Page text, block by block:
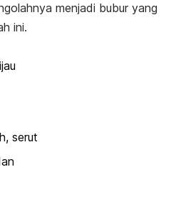
menjadi bubur yang
ini.
serut